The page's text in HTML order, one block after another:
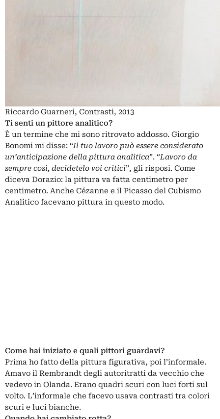
Riccardo Guarneri, Contrasti, 2013
Ti senti un pittore analitico?
È un termine che mi sono ritrovato addosso. Giorgio
Bonomi mi disse: “Il tuo lavoro può essere considerato
un’anticipazione della pittura analitica”. “Lavoro da
sempre così, decidetelo voi critici”, gli risposi. Come
diceva Dorazio: la pittura va fatta centimetro per
centimetro. Anche Cézanne e il Picasso del Cubismo
Analitico facevano pittura in questo modo.
Come hai iniziato e quali pittori guardavi?
Prima ho fatto della pittura figurativa, poi l’informale.
Amavo il Rembrandt degli autoritratti da vecchio che
vedevo in Olanda. Erano quadri scuri con luci forti sul
volto. L’informale che facevo usava contrasti tra colori
scuri e luci bianche.